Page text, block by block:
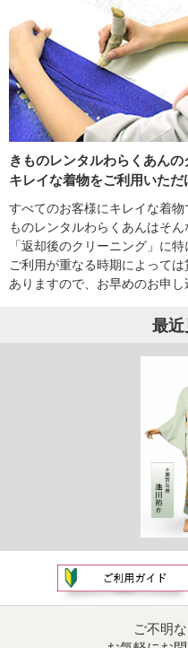
きものレンタルわらくあん
キレイな着物をご利用いただ
すべてのお客様にキレイな着
ものレンタルわらくあんはそ
「返却後のクリーニング」に
ご利用が重なる時期によって
ありますので、お早めのお申し
最近
ご不明